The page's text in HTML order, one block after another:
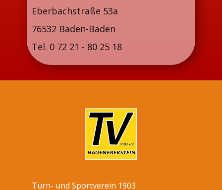
Eberbachstraße 53a
76532 Baden-Baden
Tel. 0 72 21 - 80 25 18
Turn- und Sportverein 1903